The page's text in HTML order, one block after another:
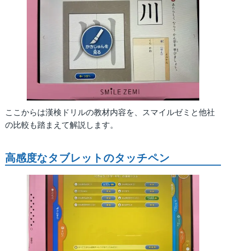
ここからは漢検ドリルの教材内容を、スマイルゼミと他社
の比較も踏まえて解説します。
高感度なタブレットのタッチペン